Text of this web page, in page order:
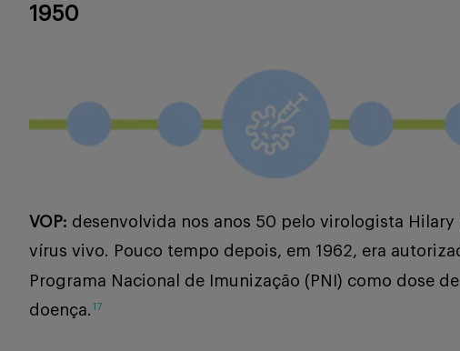
1950
VOP: desenvolvida nos anos 50 pelo virologista
vírus vivo. Pouco tempo depois, em 1962, era
Programa Nacional de Imunização (PNI) como dose
doença. 17